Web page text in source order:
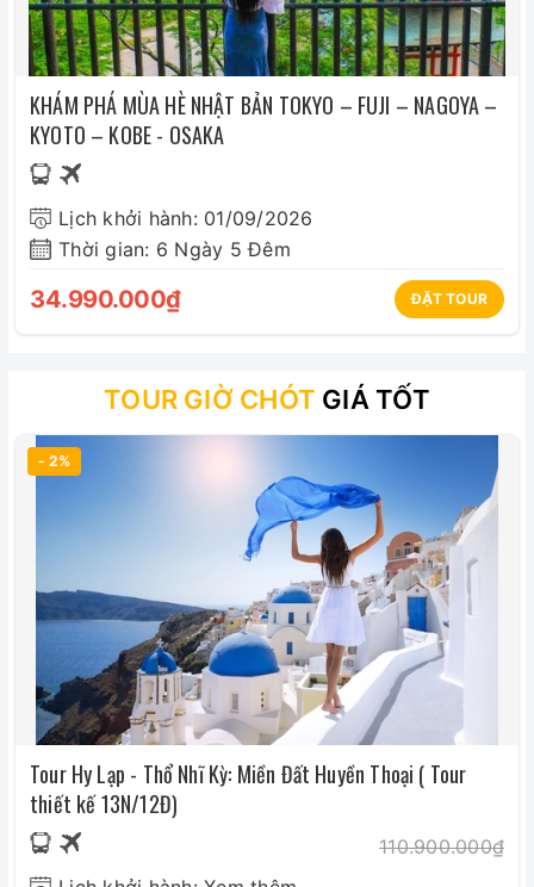
KHÁM PHÁ MÙA HÈ NHẬT BẢN TOKYO – FUJI – NAGOYA –
KYOTO – KOBE - OSAKA
Lịch khởi hành: 01/09/2026
Thời gian: 6 Ngày 5 Đêm
34.990.000₫ ĐẶT TOUR
TOUR GIỜ CHÓT GIÁ TỐT
- 2%
Tour Hy Lạp - Thổ Nhĩ Kỳ: Miền Đất Huyền Thoại ( Tour
thiết kế 13N/12Đ)
110.900.000₫